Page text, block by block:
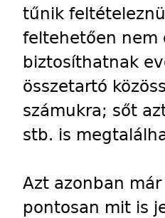
tűnik
feltehetően nem
biztosíthatnak
összetartó
számukra; sőt
stb. is
Azt azonban
pontosan mit is